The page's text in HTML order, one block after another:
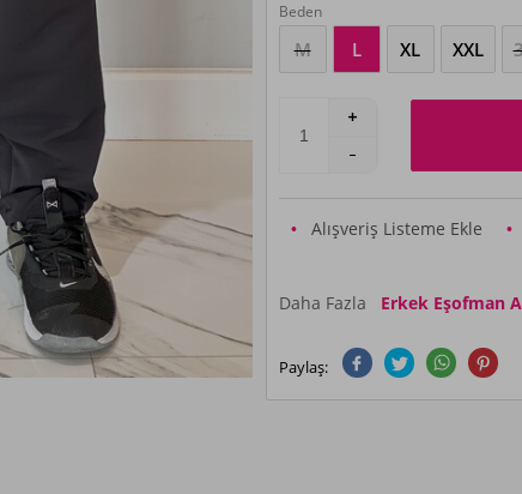
Beden
M L XL XXL
Alışveriş Listeme Ekle
Daha Fazla Erkek Eşofman
Paylaş: